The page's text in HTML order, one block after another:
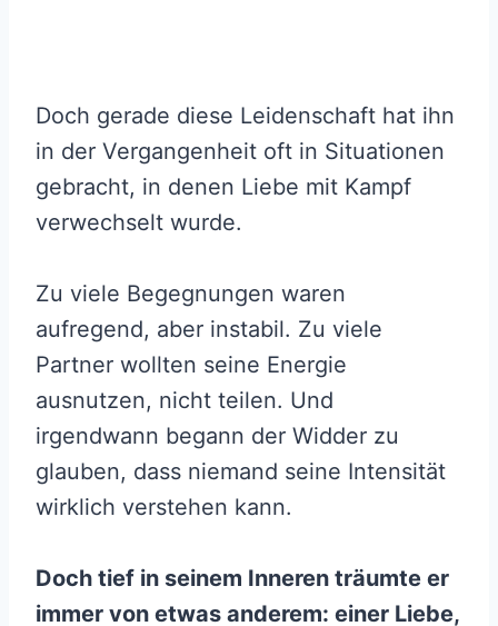
Doch gerade diese Leidenschaft hat ihn
in der Vergangenheit oft in Situationen
gebracht, in denen Liebe mit Kampf
verwechselt wurde.
Zu viele Begegnungen waren
aufregend, aber instabil. Zu viele
Partner wollten seine Energie
ausnutzen, nicht teilen. Und
irgendwann begann der Widder zu
glauben, dass niemand seine Intensität
wirklich verstehen kann.
Doch tief in seinem Inneren träumte er
immer von etwas anderem: einer Liebe,